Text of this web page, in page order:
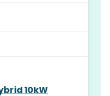
10kW